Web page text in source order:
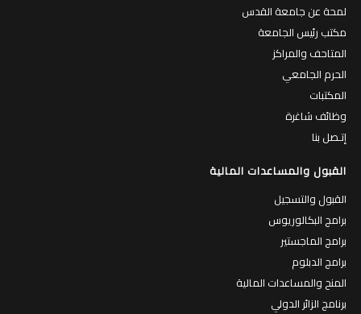
لمحة عن جامعة القدس
مكتب رئيس الجامعة
المتاحف والمراكز
الحرم الجامعي
المكتبات
وظائف شاغرة
إتـصل بنا
القبول والمساعدات المالية
القبول والتسجيل
برامج البكالوريوس
برامج الماجستير
برامج الدبلوم
المنح والمساعدات المالية
برنامج الزائر الدولي